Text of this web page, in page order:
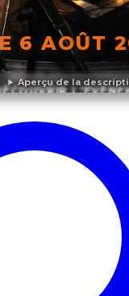
Aperçu de la
6 AOÛT